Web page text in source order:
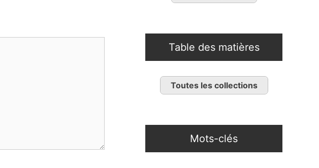
Table des matières
Toutes les collections
Mots-clés